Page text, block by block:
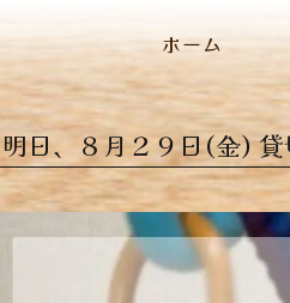
ホーム
明日、８月２９日(金)